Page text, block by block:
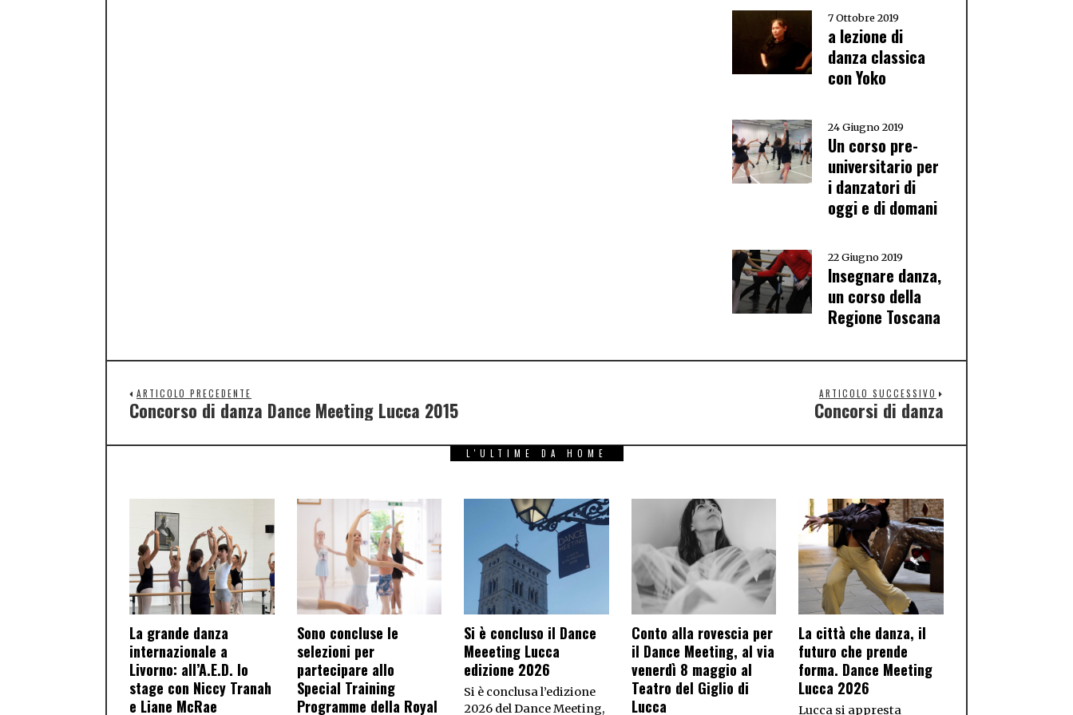
7 Ottobre 2019
a lezione di
danza classica
con Yoko
24 Giugno 2019
Un corso pre-
universitario per
i danzatori di
oggi e di domani
22 Giugno 2019
Insegnare danza,
un corso della
Regione Toscana
ARTICOLO PRECEDENTE
Concorso di danza Dance Meeting Lucca 2015
ARTICOLO SUCCESSIVO
Concorsi di danza
L'ULTIME DA HOME
La grande danza
internazionale a
Livorno: all’A.E.D. lo
stage con Niccy Tranah
e Liane McRae
Sono concluse le
selezioni per
partecipare allo
Special Training
Programme della Royal
Si è concluso il Dance
Meeeting Lucca
edizione 2026
Si è conclusa l’edizione
2026 del Dance Meeting,
Conto alla rovescia per
il Dance Meeting, al via
venerdì 8 maggio al
Teatro del Giglio di
Lucca
La città che danza, il
futuro che prende
forma. Dance Meeting
Lucca 2026
Lucca si appresta